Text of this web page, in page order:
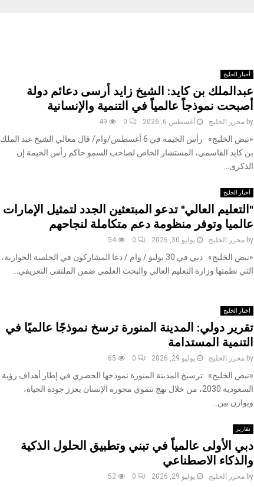
أخبار الخليج
عبدالملك بن كايد: الشيخ زايد أرسى دعائم دولة
أصبحت نموذجاً عالمياً في التنمية والإنسانية
by محرر الخليج أغسطس 6, 2026 0
49
«نبض الخليج» رأس الخيمة في 6 أغسطس/وام/ قال معالي الشيخ عبد الملك
بن كايد القاسمي، المستشار الخاص لصاحب السمو حاكم رأس الخيمة إن
الذكرى...
أخبار الخليج
"التعليم العالي" تدعو المبتعثين الجدد لتمثيل الإمارات
عالميا وتوفر منظومة دعم متكاملة لنجاحهم
by محرر الخليج يوليو 30, 2026 0
54
«نبض الخليج» دبي في 30 يوليو / وام / دعا المشاركون في الجلسة الحوارية،
التي نظمتها وزارة التعليم العالي والبحث العلمي ضمن الملتقى التعريفي...
أخبار الخليج
تقرير دولي: المدينة المنورة ترسخ نموذجًا عالميًا في
التنمية المستدامة
by محرر الخليج يوليو 29, 2026 0
65
«نبض الخليج» ترسيخ المدينة المنورة نموذجها الحضري في إطار أهداف رؤية
السعودية 2030، من خلال نهج تنموي محوره الإنسان يعزز جودة الحياة،
ويوازن بين...
تقارير
دبي الأولى عالمياً في تبني وتطبيق الحلول الذكية
والذكاء الاصطناعي
by محرر الخليج يوليو 29, 2026 0
52